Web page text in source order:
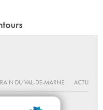
DU VAL-DE-MARNE
ACTU